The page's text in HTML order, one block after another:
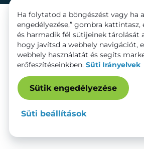
Ha folytatod a böngészést vagy ha
engedélyezése,” gombra kattintasz,
és harmadik fél sütijeinek tárolását
hogy javítsd a webhely navigációt,
webhely használatát és segíts
erőfeszítéseinkben. Süti Irányelvek
Sütik engedélyezése
Süti beállítások